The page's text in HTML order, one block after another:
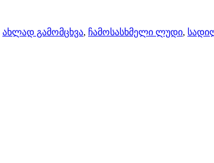
ახლად გამომცხვა, ჩამოსასხმელი ლუდი,